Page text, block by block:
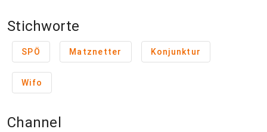
Stichworte
SPÖ Matznetter Konjunktur
Wifo
Channel